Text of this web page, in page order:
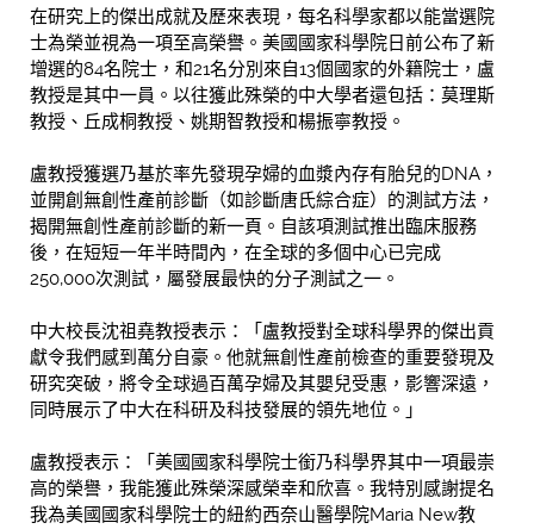
在研究上的傑出成就及歷來表現，每名科學家都以能當選院
士為榮並視為一項至高榮譽。美國國家科學院日前公布了新
增選的84名院士，和21名分別來自13個國家的外籍院士，盧
教授是其中一員。以往獲此殊榮的中大學者還包括：莫理斯
教授、丘成桐教授、姚期智教授和楊振寧教授。
盧教授獲選乃基於率先發現孕婦的血漿內存有胎兒的DNA，
並開創無創性產前診斷（如診斷唐氏綜合症）的測試方法，
揭開無創性產前診斷的新一頁。自該項測試推出臨床服務
後，在短短一年半時間內，在全球的多個中心已完成
250,000次測試，屬發展最快的分子測試之一。
中大校長沈祖堯教授表示：「盧教授對全球科學界的傑出貢
獻令我們感到萬分自豪。他就無創性產前檢查的重要發現及
研究突破，將令全球過百萬孕婦及其嬰兒受惠，影響深遠，
同時展示了中大在科研及科技發展的領先地位。」
盧教授表示：「美國國家科學院士銜乃科學界其中一項最崇
高的榮譽，我能獲此殊榮深感榮幸和欣喜。我特別感謝提名
我為美國國家科學院士的紐約西奈山醫學院Maria New教